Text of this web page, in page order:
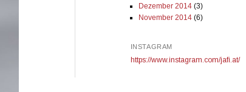
Dezember 2014(3)
November 2014(6)
INSTAGRAM
https://www.instagram.com/jafi.at/